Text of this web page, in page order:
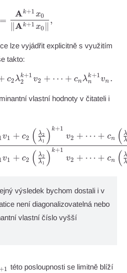
x_{k+1} =
=
Ak+1 x0
Ak+1 x0 ,
lze vyjádřit explicitně s využitím
takto:
\mathbf{A}^{k+1} x_0 =
c2 λ2
k+1 v2 + ⋯ + cnλn
k+1vn .
vlastní hodnoty v čitateli i
x_{k+1} = \left(
v1 + c2 ( λ 1
λ2 ) k+1
v2 + ⋯ + cn ( λ
λ
v1 + c2 ( λ 1
λ2 ) k+1
v2 + ⋯ + cn ( λ
λ
výsledek bychom dostali i v
není diagonalizovatelná nebo
vlastní číslo vyšší
+1
této posloupnosti se limitně blíží